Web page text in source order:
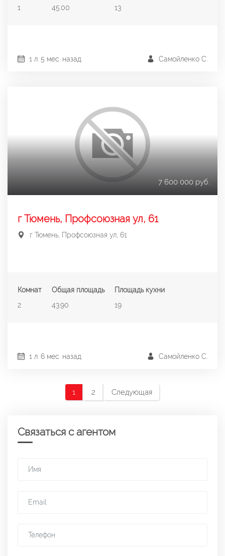
1
45.00
13
Самойленко С.
1 л. 5 мес. назад
7 600 000 руб.
г Тюмень, Профсоюзная ул, 61
г Тюмень, Профсоюзная ул, 61
Комнат
2
Общая площадь
43.90
Площадь кухни
19
Самойленко С.
1 л. 6 мес. назад
1 2 Следующая
Связаться с агентом